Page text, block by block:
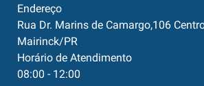
Endereço
Rua Dr. Marins de Camargo,106
Mairinck/PR
Horário de Atendimento
08:00 - 12:00